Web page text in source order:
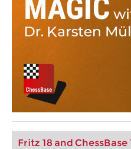
Fritz 18 and ChessBase